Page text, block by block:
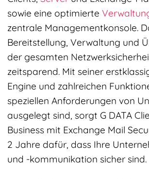
sowie eine optimierte
zentrale Managementkonsole.
Bereitstellung, Verwaltung und
der gesamten
zeitsparend. Mit seiner
Engine und zahlreichen
speziellen Anforderungen von
ausgelegt sind, sorgt G DATA
Business mit Exchange Mail
2 Jahre dafür, dass Ihre
und -kommunikation sicher sind.